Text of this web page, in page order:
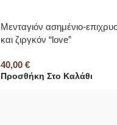
Μενταγιόν ασημένιο-
και ζιργκόν “love”
40,00 €
Προσθήκη Στο Καλάθι